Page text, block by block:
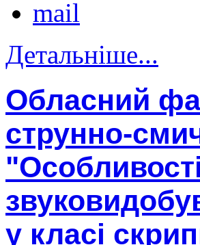
Детальніше...
Обласний
струнно-
у класі